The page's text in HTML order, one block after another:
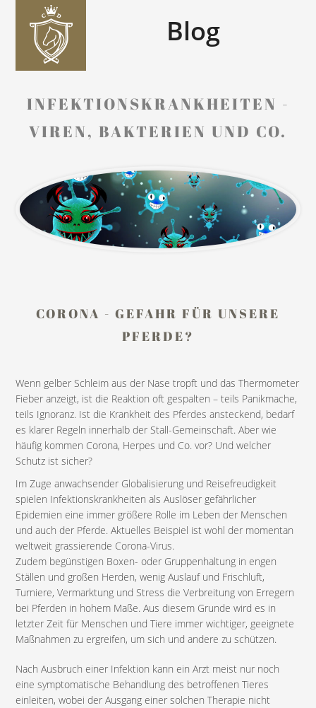
Open
mobile
menu
Close
mobile
menu Blog
INFEKTIONSKRANKHEITEN -
VIREN, BAKTERIEN UND CO.
CORONA - GEFAHR FÜR UNSERE
PFERDE?
Wenn gelber Schleim aus der Nase tropft und das Thermometer
Fieber anzeigt, ist die Reaktion oft gespalten – teils Panikmache,
teils Ignoranz. Ist die Krankheit des Pferdes ansteckend, bedarf
es klarer Regeln innerhalb der Stall-Gemeinschaft. Aber wie
häufig kommen Corona, Herpes und Co. vor? Und welcher
Schutz ist sicher?
Im Zuge anwachsender Globalisierung und Reisefreudigkeit
spielen Infektionskrankheiten als Auslöser gefährlicher
Epidemien eine immer größere Rolle im Leben der Menschen
und auch der Pferde. Aktuelles Beispiel ist wohl der momentan
weltweit grassierende Corona-Virus.
Zudem begünstigen Boxen- oder Gruppenhaltung in engen
Ställen und großen Herden, wenig Auslauf und Frischluft,
Turniere, Vermarktung und Stress die Verbreitung von Erregern
bei Pferden in hohem Maße. Aus diesem Grunde wird es in
letzter Zeit für Menschen und Tiere immer wichtiger, geeignete
Maßnahmen zu ergreifen, um sich und andere zu schützen.
Nach Ausbruch einer Infektion kann ein Arzt meist nur noch
eine symptomatische Behandlung des betroffenen Tieres
einleiten, wobei der Ausgang einer solchen Therapie nicht